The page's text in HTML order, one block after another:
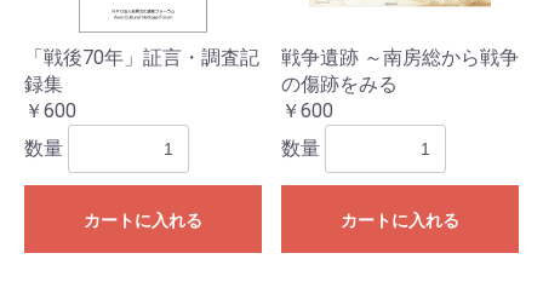
「戦後70年」証言・調査記
録集
￥600
数量
カートに入れる
戦争遺跡 ～南房総から戦争
の傷跡をみる
￥600
数量
カートに入れる